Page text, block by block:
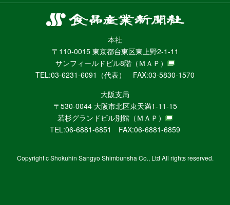
食
産
業
新
聞
社
ニ
ュ
ー
WEB
本社
〒110-0015 東京都台東区東上野2-1-11
サンフィールドビル8階 （ＭＡＰ）
TEL:03-6231-6091（代表） FAX:03-5830-1570
大阪支局
〒530-0044 大阪市北区東天満1-11-15
若杉グランドビル別館 （ＭＡＰ）
TEL:06-6881-6851 FAX:06-6881-6859
Copyright c Shokuhin Sangyo Shimbunsha Co., Ltd All rights reserved.